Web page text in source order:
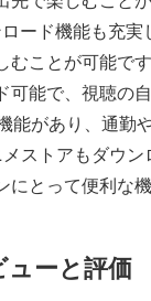
ード機能も充実
むことが可能で
可能で、視聴の
能があり、通勤
ストアもダウン
にとって便利な機
ューと評価